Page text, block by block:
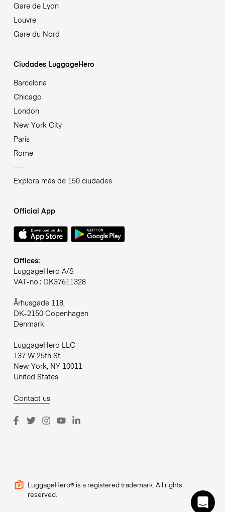
Gare de Lyon
Louvre
Gare du Nord
Ciudades LuggageHero
Barcelona
Chicago
London
New York City
Paris
Rome
Explora más de 150 ciudades
Official App
Offices:
LuggageHero A/S
VAT-no.: DK37611328
Århusgade 118,
DK-2150 Copenhagen
Denmark
LuggageHero LLC
137 W 25th St,
New York, NY 10011
United States
Contact us
LuggageHero® is a registered trademark. All rights
reserved.